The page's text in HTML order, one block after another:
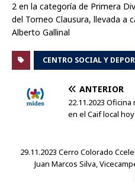
2 en la categoría de Primera
del Torneo Clausura, llevada a
Alberto Gallinal
CENTRO SOCIAL Y
ANTERIOR
22.11.2023
en el Caif local
29.11.2023 Cerro Colorado
Juan Marcos Silva,